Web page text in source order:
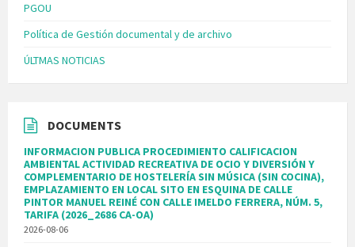
PGOU
Política de Gestión documental y de archivo
ÚLTMAS NOTICIAS
DOCUMENTS
INFORMACION PUBLICA PROCEDIMIENTO CALIFICACION
AMBIENTAL ACTIVIDAD RECREATIVA DE OCIO Y DIVERSIÓN Y
COMPLEMENTARIO DE HOSTELERÍA SIN MÚSICA (SIN COCINA),
EMPLAZAMIENTO EN LOCAL SITO EN ESQUINA DE CALLE
PINTOR MANUEL REINÉ CON CALLE IMELDO FERRERA, NÚM. 5,
TARIFA (2026_2686 CA-OA)
2026-08-06